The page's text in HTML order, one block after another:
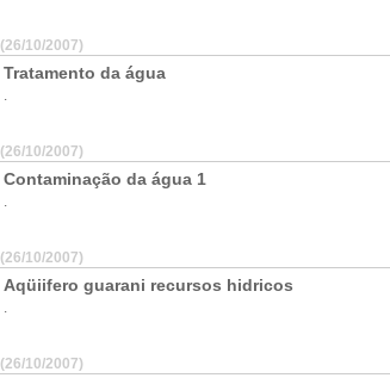
(26/10/2007)
Tratamento da água
.
(26/10/2007)
Contaminação da água 1
.
(26/10/2007)
Aqüiifero guarani recursos hidricos
.
(26/10/2007)